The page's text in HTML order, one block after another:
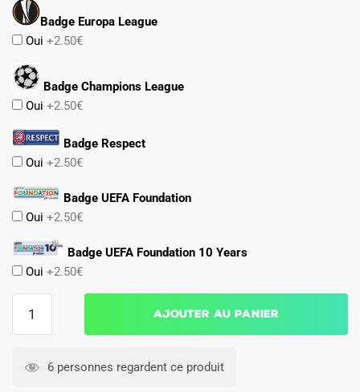
Badge Europa League
Oui +2.50€
Badge Champions League
Oui +2.50€
Badge Respect
Oui +2.50€
Badge UEFA Foundation
Oui +2.50€
Badge UEFA Foundation 10 Years
Oui +2.50€
Ajouter au panier
6 personnes regardent ce produit